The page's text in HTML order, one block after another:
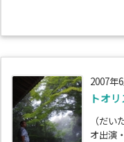
2007年
トオ
（だ
オ出演